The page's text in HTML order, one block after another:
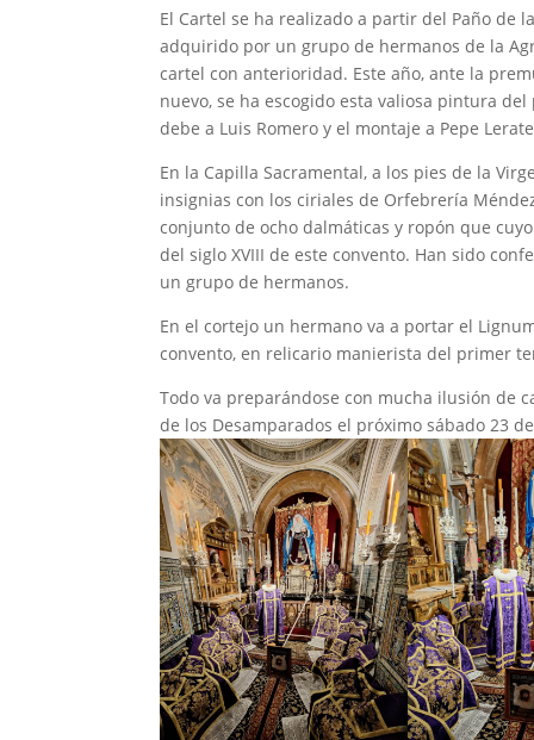
El Cartel se ha realizado a partir del Paño de
adquirido por un grupo de hermanos de la
cartel con anterioridad. Este año, ante la
nuevo, se ha escogido esta valiosa pintura
debe a Luis Romero y el montaje a Pepe
En la Capilla Sacramental, a los pies de la
insignias con los ciriales de Orfebrería
conjunto de ocho dalmáticas y ropón que
del siglo XVIII de este convento. Han sido
un grupo de hermanos.
En el cortejo un hermano va a portar el
convento, en relicario manierista del primer
Todo va preparándose con mucha ilusión de
de los Desamparados el próximo sábado 23